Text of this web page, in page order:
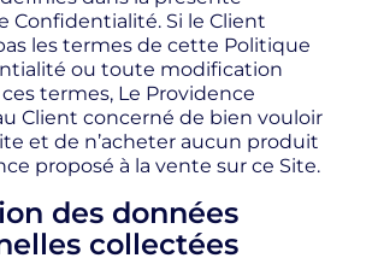
Confidentialité. Si le Client
les termes de cette Politique
ou toute modification
termes, Le Providence
Client concerné de bien vouloir
et de n’acheter aucun produit
proposé à la vente sur ce Site.
des données
collectées